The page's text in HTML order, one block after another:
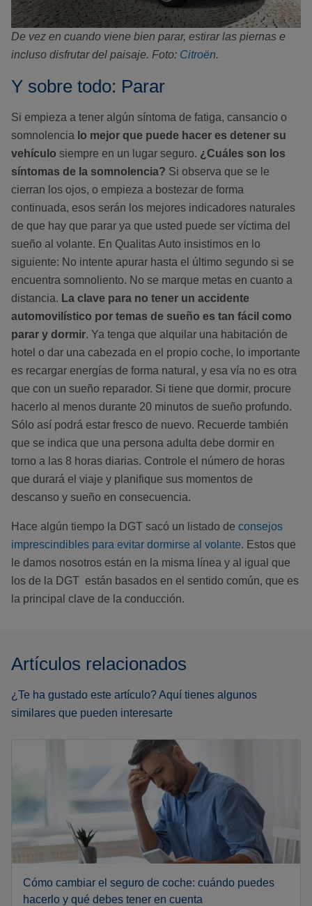
De vez en cuando viene bien parar, estirar las piernas e
incluso disfrutar del paisaje. Foto: Citroën.
Y sobre todo: Parar
Si empieza a tener algún síntoma de fatiga, cansancio o
somnolencia lo mejor que puede hacer es detener su
vehículo siempre en un lugar seguro. ¿Cuáles son los
síntomas de la somnolencia? Si observa que se le
cierran los ojos, o empieza a bostezar de forma
continuada, esos serán los mejores indicadores naturales
de que hay que parar ya que usted puede ser víctima del
sueño al volante. En Qualitas Auto insistimos en lo
siguiente: No intente apurar hasta el último segundo si se
encuentra somnoliento. No se marque metas en cuanto a
distancia. La clave para no tener un accidente
automovilístico por temas de sueño es tan fácil como
parar y dormir. Ya tenga que alquilar una habitación de
hotel o dar una cabezada en el propio coche, lo importante
es recargar energías de forma natural, y esa vía no es otra
que con un sueño reparador. Si tiene que dormir, procure
hacerlo al menos durante 20 minutos de sueño profundo.
Sólo así podrá estar fresco de nuevo. Recuerde también
que se indica que una persona adulta debe dormir en
torno a las 8 horas diarias. Controle el número de horas
que durará el viaje y planifique sus momentos de
descanso y sueño en consecuencia.
Hace algún tiempo la DGT sacó un listado de consejos
imprescindibles para evitar dormirse al volante. Estos que
le damos nosotros están en la misma línea y al igual que
los de la DGT están basados en el sentido común, que es
la principal clave de la conducción.
Artículos relacionados
¿Te ha gustado este artículo? Aquí tienes algunos
similares que pueden interesarte
Cómo cambiar el seguro de coche: cuándo puedes
hacerlo y qué debes tener en cuenta